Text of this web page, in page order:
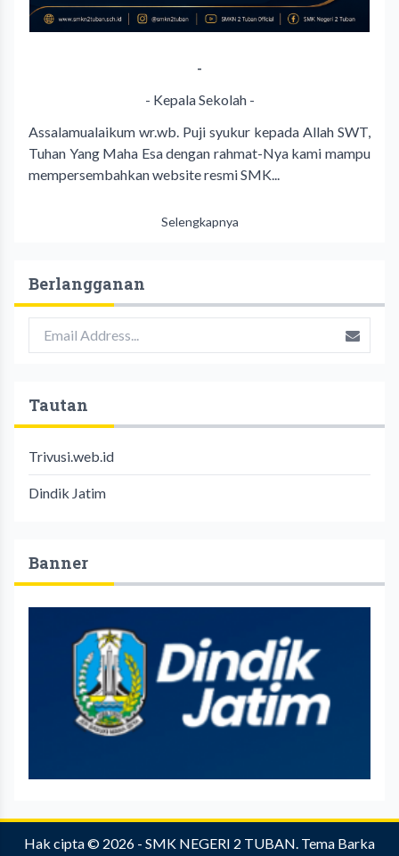
-
- Kepala Sekolah -
Assalamualaikum wr.wb. Puji syukur kepada Allah SWT,
Tuhan Yang Maha Esa dengan rahmat-Nya kami mampu
mempersembahkan website resmi SMK...
Selengkapnya
Berlangganan
Tautan
Trivusi.web.id
Dindik Jatim
Banner
Hak cipta © 2026 - SMK NEGERI 2 TUBAN. Tema Barka